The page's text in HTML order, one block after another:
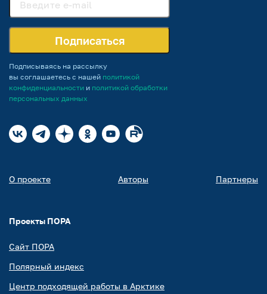
Подписаться
Подписываясь на рассылку
вы соглашаетесь с нашей политикой
конфиденциальности и политикой обработки
персональных данных
О проекте Авторы Партнеры
Проекты ПОРА
Сайт ПОРА
Полярный индекс
Центр подходящей работы в Арктике